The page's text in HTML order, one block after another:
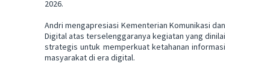
2026.
Andri mengapresiasi Kementerian Komunikasi dan
Digital atas terselenggaranya kegiatan yang dinilai
strategis untuk memperkuat ketahanan informasi
masyarakat di era digital.